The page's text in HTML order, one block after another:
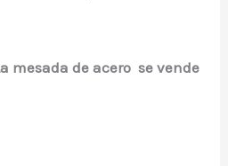
mesada de acero se vende